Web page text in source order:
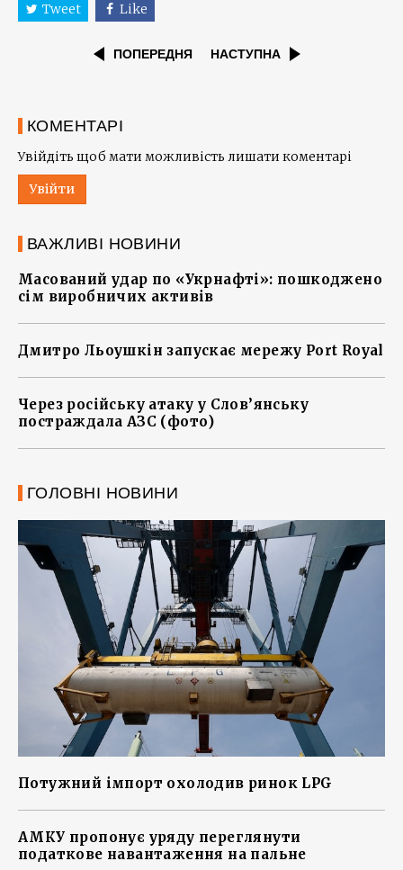
Tweet Like
ПОПЕРЕДНЯ НАСТУПНА
КОМЕНТАРІ
Увійдіть щоб мати можливість лишати коментарі
Увійти
ВАЖЛИВІ НОВИНИ
Масований удар по «Укрнафті»: пошкоджено
сім виробничих активів
Дмитро Льоушкін запускає мережу Port Royal
Через російську атаку у Слов’янську
постраждала АЗС (фото)
ГОЛОВНІ НОВИНИ
Потужний імпорт охолодив ринок LPG
АМКУ пропонує уряду переглянути
податкове навантаження на пальне